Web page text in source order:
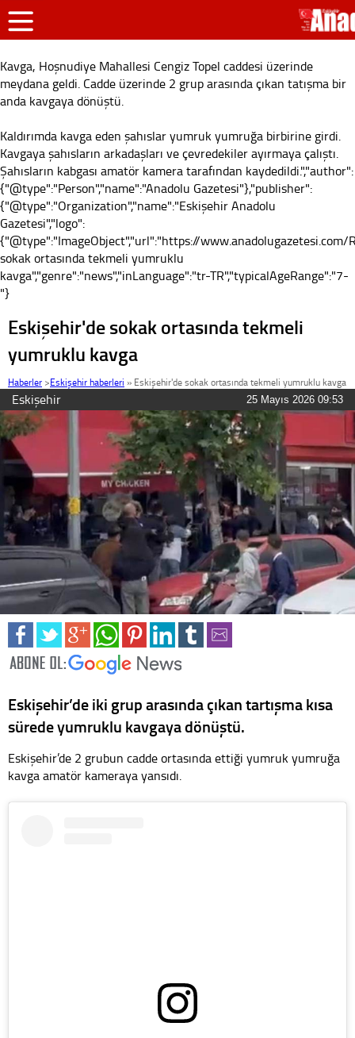
Kavga, Hoşnudiye Mahallesi Cengiz Topel caddesi üzerinde
meydana geldi. Cadde üzerinde 2 grup arasında çıkan tatışma bir
anda kavgaya dönüştü.
Kaldırımda kavga eden şahıslar yumruk yumruğa birbirine girdi.
Kavgaya şahısların arkadaşları ve çevredekiler ayırmaya çalıştı.
Şahısların kabgası amatör kamera tarafından kaydedildi.","author":
{"@type":"Person","name":"Anadolu Gazetesi"},"publisher":
{"@type":"Organization","name":"Eskişehir Anadolu
Gazetesi","logo":
{"@type":"ImageObject","url":"https://
sokak ortasında tekmeli yumruklu
kavga","genre":"news","inLanguage":"tr-TR","typicalAgeRange":"7-
"}
Eskişehir'de sokak ortasında tekmeli
yumruklu kavga
Haberler >Eskişehir haberleri » Eskişehir'de sokak ortasında tekmeli yumruklu kavga
Eskişehir 25 Mayıs 2026 09:53
Eskişehir’de iki grup arasında çıkan tartışma kısa
sürede yumruklu kavgaya dönüştü.
Eskişehir’de 2 grubun cadde ortasında ettiği yumruk yumruğa
kavga amatör kameraya yansıdı.